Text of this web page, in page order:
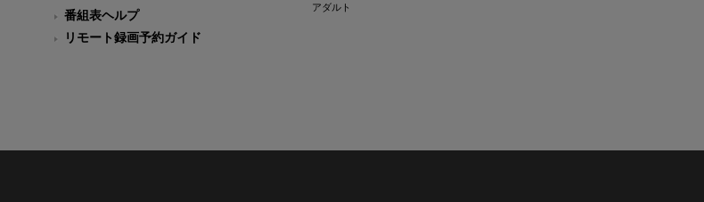
番組表ヘルプ
リモート録画予約ガイド
アダルト